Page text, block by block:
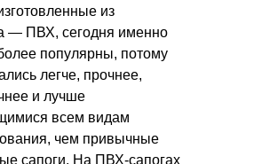
из
— ПВХ, сегодня именно
популярны, потому
легче, прочнее,
и лучше
всем видам
чем привычные
сапоги. На ПВХ-сапогах